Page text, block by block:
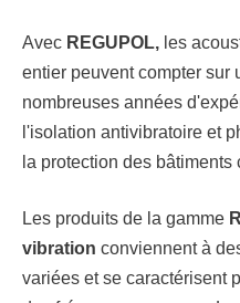
Avec REGUPOL, les
entier peuvent compter sur
nombreuses années
l'isolation antivibratoire et
la protection des
Les produits de la gamme
vibration conviennent à
variées et se caractérisent